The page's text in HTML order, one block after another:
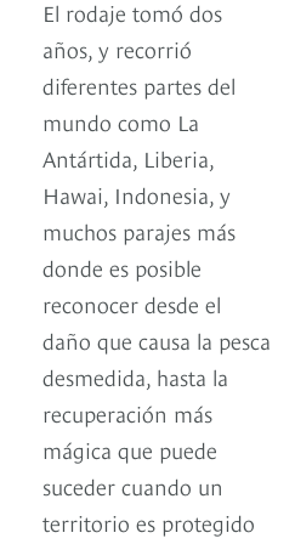
El rodaje tomó dos
años, y recorrió
diferentes partes del
mundo como La
Antártida, Liberia,
Hawai, Indonesia, y
muchos parajes más
donde es posible
reconocer desde el
daño que causa la pesca
desmedida, hasta la
recuperación más
mágica que puede
suceder cuando un
territorio es protegido